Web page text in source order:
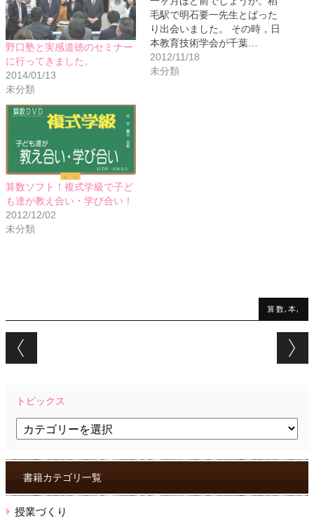
野口塾と実感道徳のセミナー
に行ってきました。
2014/01/13
未分類
毛駅で明石要一先生とばった
り出会いました。 その時，日
本教育技術学会が千葉…
2012/11/18
未分類
算数ソフト！複式学級で子ど
も達が教え合い・学び合い！
2012/12/02
未分類
算数,本,
Post navigation
トピックス
ク
ス書籍カテゴリ一覧
授業づくり